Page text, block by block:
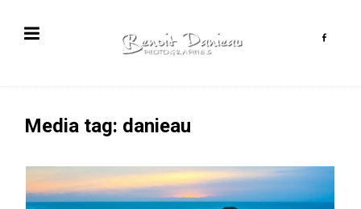
Media tag: danieau